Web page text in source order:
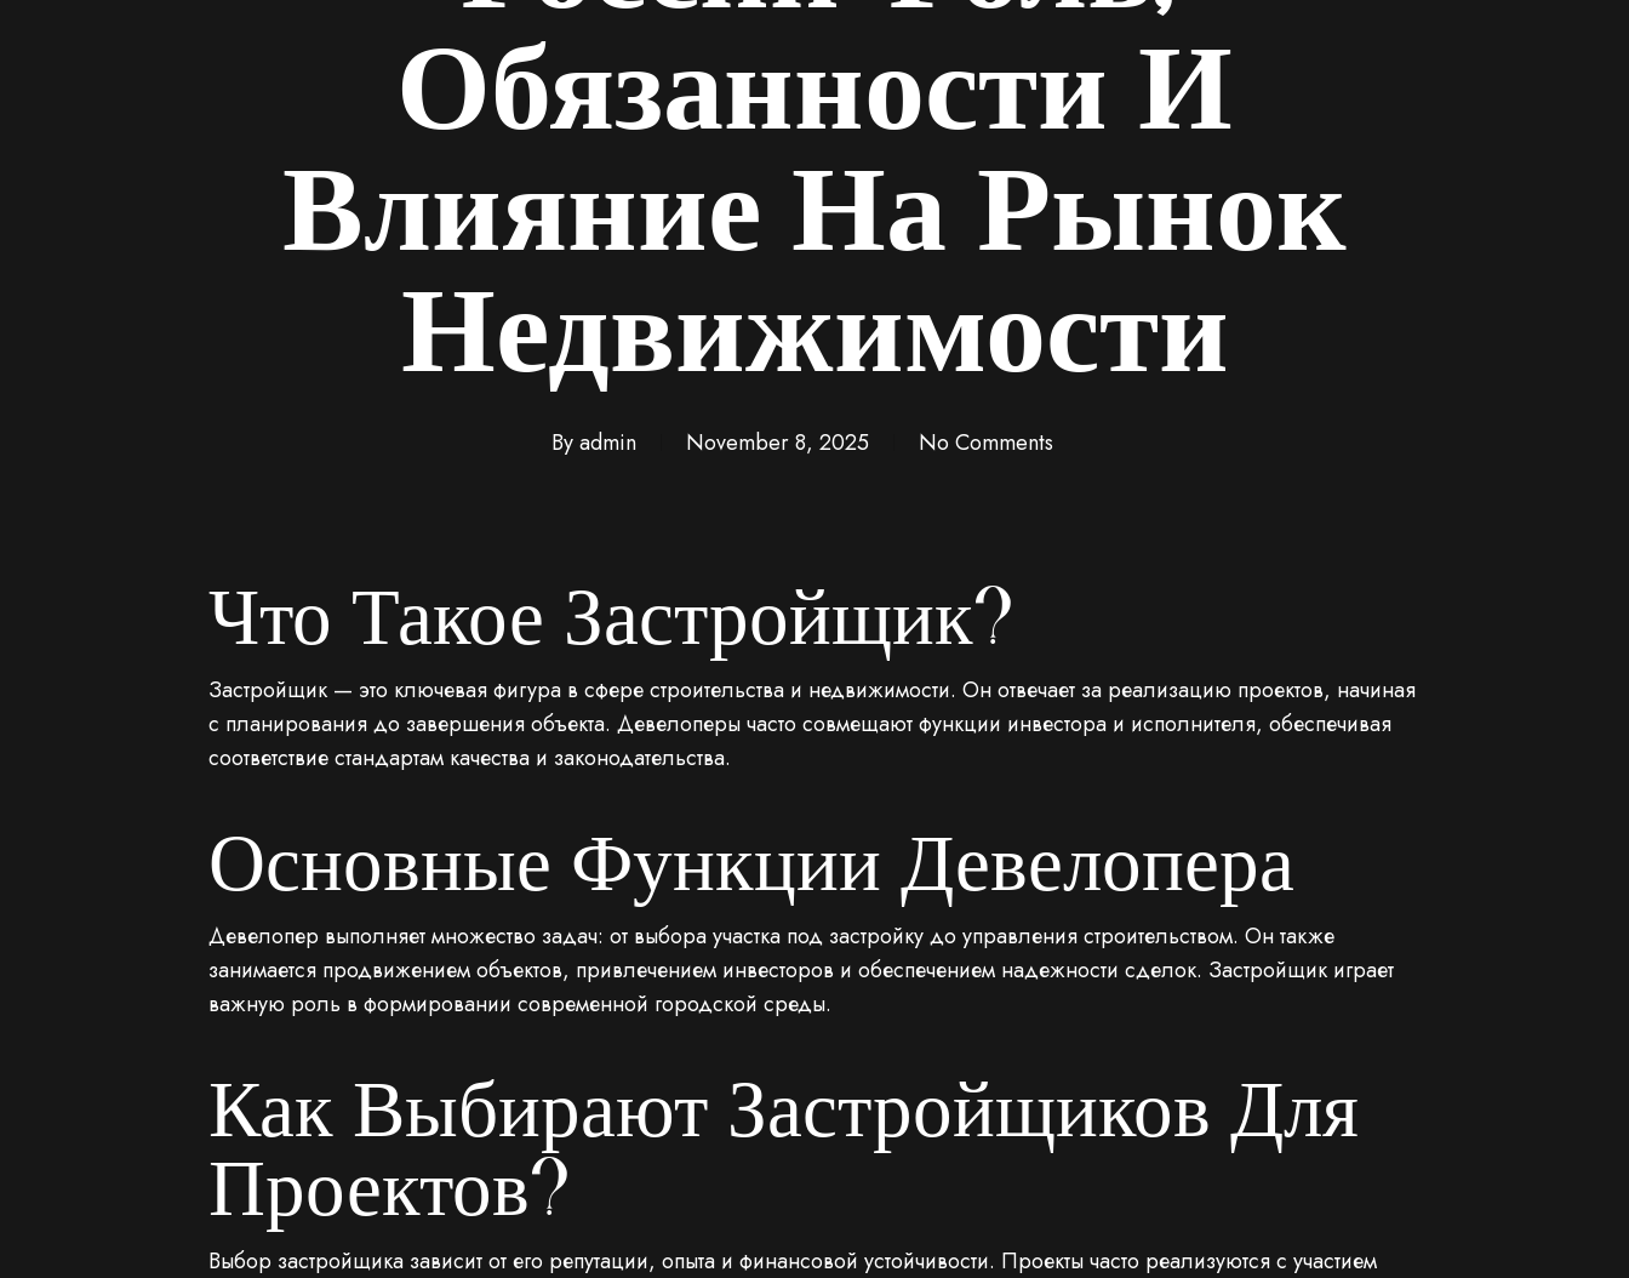
Обязанности И
Влияние На Рынок
Недвижимости
Byadmin November 8, 2025 No Comments
Что Такое Застройщик?
Застройщик — это ключевая фигура в сфере строительства и недвижимости. Он отвечает за реализацию проектов, начиная
с планирования до завершения объекта. Девелоперы часто совмещают функции инвестора и исполнителя, обеспечивая
соответствие стандартам качества и законодательства.
Основные Функции Девелопера
Девелопер выполняет множество задач: от выбора участка под застройку до управления строительством. Он также
занимается продвижением объектов, привлечением инвесторов и обеспечением надежности сделок. Застройщик играет
важную роль в формировании современной городской среды.
Как Выбирают Застройщиков Для
Проектов?
Выбор застройщика зависит от его репутации, опыта и финансовой устойчивости. Проекты часто реализуются с участием